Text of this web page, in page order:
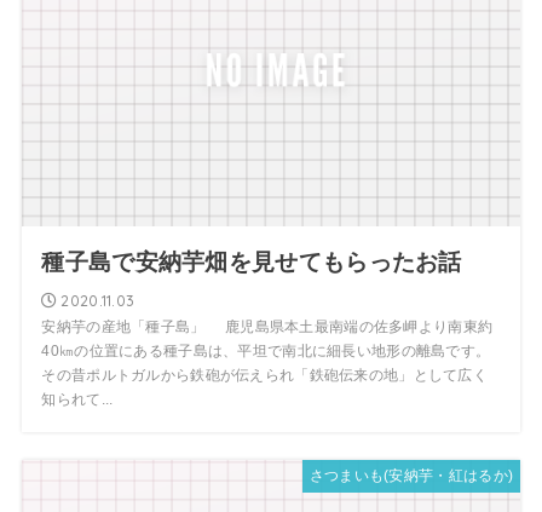
種子島で安納芋畑を見せてもらったお話
2020.11.03
安納芋の産地「種子島」 鹿児島県本土最南端の佐多岬より南東約
40㎞の位置にある種子島は、平坦で南北に細長い地形の離島です。
その昔ポルトガルから鉄砲が伝えられ「鉄砲伝来の地」として広く
知られて...
さつまいも(安納芋・紅はるか)